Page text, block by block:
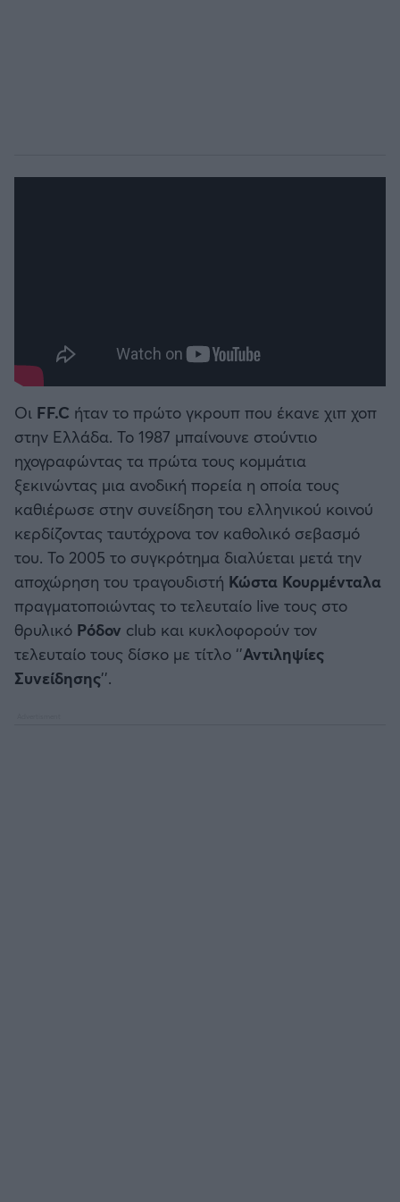
Οι FF.C ήταν το πρώτο γκρουπ που έκανε χιπ χοπ
στην Ελλάδα. Το 1987 μπαίνουνε στούντιο
ηχογραφώντας τα πρώτα τους κομμάτια
ξεκινώντας μια ανοδική πορεία η οποία τους
καθιέρωσε στην συνείδηση του ελληνικού κοινού
κερδίζοντας ταυτόχρονα τον καθολικό σεβασμό
του. Το 2005 το συγκρότημα διαλύεται μετά την
αποχώρηση του τραγουδιστή Κώστα Κουρμένταλα
πραγματοποιώντας το τελευταίο live τους στο
θρυλικό Ρόδον club και κυκλοφορούν τον
τελευταίο τους δίσκο με τίτλο ‘’Αντιληψίες
Συνείδησης’’.